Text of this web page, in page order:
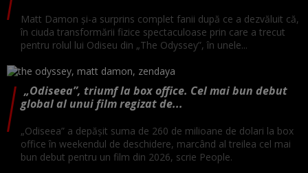
Matt Damon și-a surprins complet fanii după ce a dezvăluit că,
în ciuda transformării fizice spectaculoase prin care a trecut
pentru rolul lui Odiseu din „The Odyssey”, în unele...
„Odiseea”, triumf la box office. Cel mai bun debut
global al unui film regizat de...
„Odiseea” a depășit suma de 260 de milioane de dolari la box
office în weekendul de deschidere, marcând al treilea cel mai
bun debut pentru un film din 2026, scrie People.